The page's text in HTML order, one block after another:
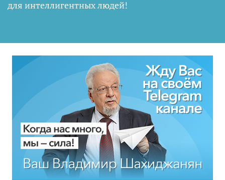
для интеллигентных людей!